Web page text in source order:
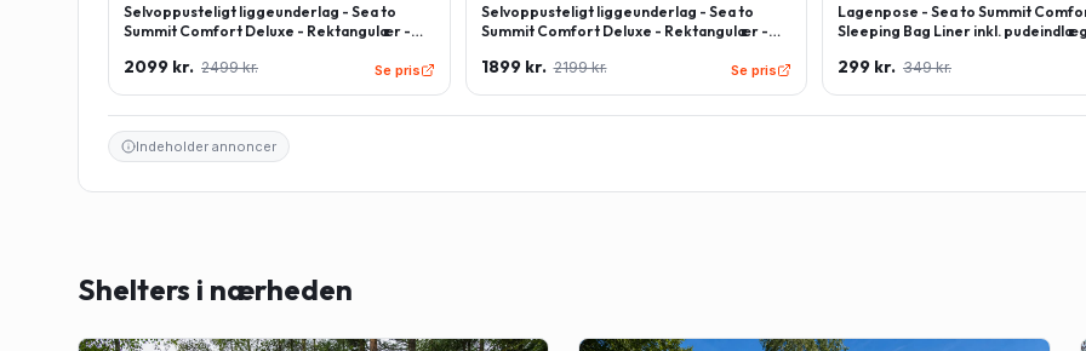
Selvoppusteligt liggeunderlag - Sea to
Summit Comfort Deluxe - Rektangulær -
2099 kr. 2499 kr. Se pris
Selvoppusteligt liggeunderlag - Sea to
Summit Comfort Deluxe - Rektangulær -
1899 kr. 2199 kr. Se pris
Lagenpose - Sea to Summit
Sleeping Bag Liner inkl.
299 kr. 349 kr.
Indeholder annoncer
Shelters i nærheden